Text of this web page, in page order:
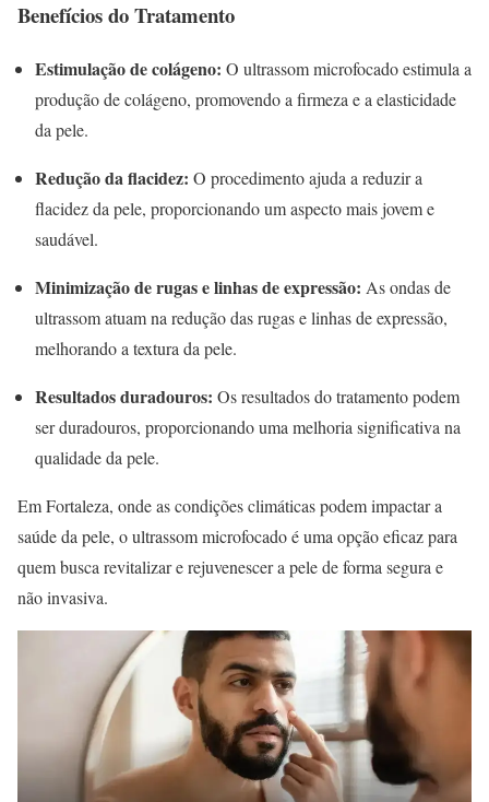
Benefícios do Tratamento
Estimulação de colágeno: O ultrassom microfocado estimula a
produção de colágeno, promovendo a firmeza e a elasticidade
da pele.
Redução da flacidez: O procedimento ajuda a reduzir a
flacidez da pele, proporcionando um aspecto mais jovem e
saudável.
Minimização de rugas e linhas de expressão: As ondas de
ultrassom atuam na redução das rugas e linhas de expressão,
melhorando a textura da pele.
Resultados duradouros: Os resultados do tratamento podem
ser duradouros, proporcionando uma melhoria significativa na
qualidade da pele.
Em Fortaleza, onde as condições climáticas podem impactar a
saúde da pele, o ultrassom microfocado é uma opção eficaz para
quem busca revitalizar e rejuvenescer a pele de forma segura e
não invasiva.